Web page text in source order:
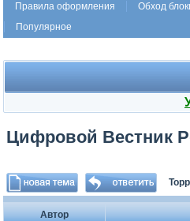
Правила оформления
Обход
Популярное
Цифровой Вестник
Автор